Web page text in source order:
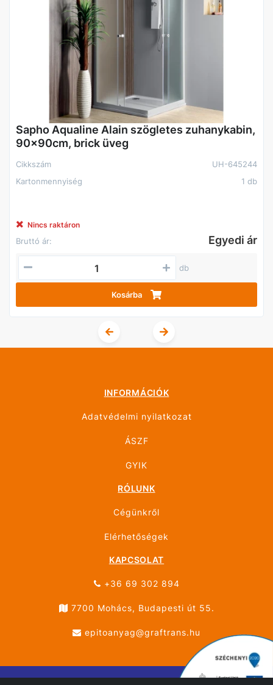
Sapho Aqualine Alain szögletes zuhanykabin,
90x90cm, brick üveg
Cikkszám
UH-645244
Kartonmennyiség
1 db
Nincs raktáron
Bruttó ár: Egyedi ár
db
Kosárba
INFORMÁCIÓK
Adatvédelmi nyilatkozat
ÁSZF
GYIK
RÓLUNK
Cégünkről
Elérhetőségek
KAPCSOLAT
+36 69 302 894
7700 Mohács, Budapesti út 55.
epitoanyag@graftrans.hu